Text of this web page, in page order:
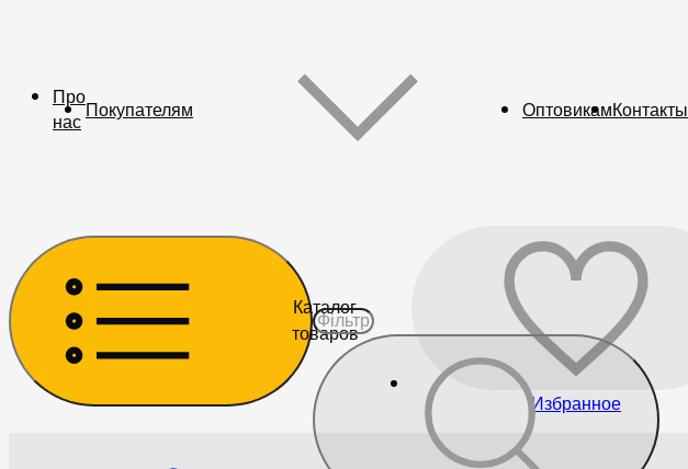
Про
нас Покупателям ОптовикамКонтакты
Каталог
товаров
Избранное